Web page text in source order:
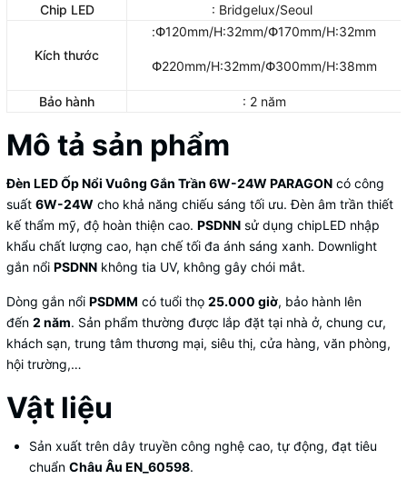
Chip LED : Bridgelux/Seoul
Kích thước
:Փ120mm/H:32mm/Փ170mm/H:32mm
Փ220mm/H:32mm/Փ300mm/H:38mm
Bảo hành : 2 năm
Mô tả sản phẩm
Đèn LED Ốp Nổi Vuông Gắn Trần 6W-24W PARAGON có công
suất 6W-24W cho khả năng chiếu sáng tối ưu. Đèn âm trần thiết
kế thẩm mỹ, độ hoàn thiện cao. PSDNN sử dụng chipLED nhập
khẩu chất lượng cao, hạn chế tối đa ánh sáng xanh. Downlight
gắn nổi PSDNN không tia UV, không gây chói mắt.
Dòng gắn nổi PSDMM có tuổi thọ 25.000 giờ, bảo hành lên
đến 2 năm. Sản phẩm thường được lắp đặt tại nhà ở, chung cư,
khách sạn, trung tâm thương mại, siêu thị, cửa hàng, văn phòng,
hội trường,…
Vật liệu
Sản xuất trên dây truyền công nghệ cao, tự động, đạt tiêu
chuẩn Châu Âu EN_60598.